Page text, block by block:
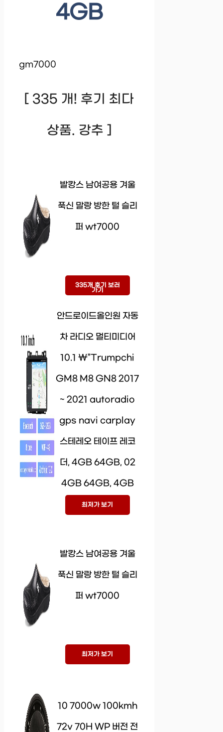
4GB
gm7000
[ 335 개! 후기 최다
상품. 강추 ]
발캉스 남여공용 겨울
푹신 말랑 방한 털 슬리
퍼 wt7000
335개 후기 보러
가기
안드로이드올인원 자동
차 라디오 멀티미디어
10.1 \”Trumpchi
GM8 M8 GN8 2017
~ 2021 autoradio
gps navi carplay
스테레오 테이프 레코
더, 4GB 64GB, 02
4GB 64GB, 4GB
최저가 보기
발캉스 남여공용 겨울
푹신 말랑 방한 털 슬리
퍼 wt7000
최저가 보기
10 7000w 100kmh
72v 70H WP 버전 전